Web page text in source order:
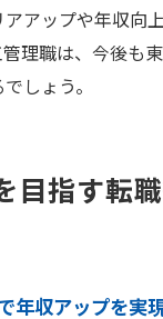
アップや年収向
理職は、今後も
しょう。
目指す転
年収アップを実